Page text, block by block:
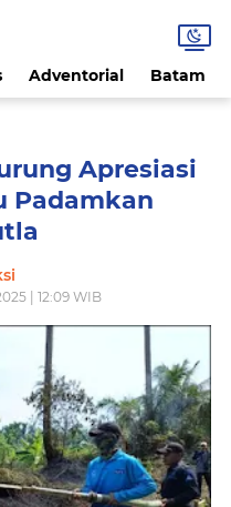
Adventorial Batam
Apresiasi
Padamkan
| 12:09 WIB